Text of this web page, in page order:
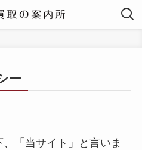
ー
「当サイト」と言いま